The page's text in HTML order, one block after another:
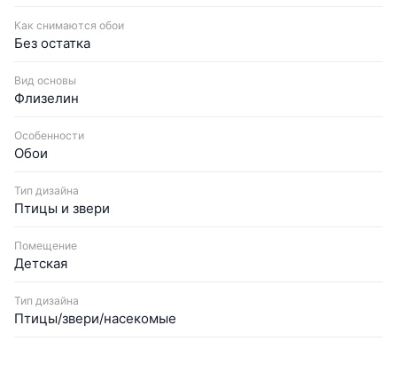
Как снимаются обои
Без остатка
Вид основы
Флизелин
Особенности
Обои
Тип дизайна
Птицы и звери
Помещение
Детская
Тип дизайна
Птицы/звери/насекомые